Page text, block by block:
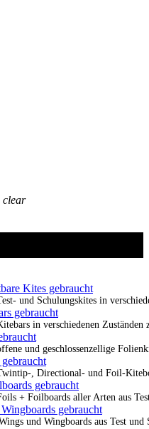
clear
Kites gebraucht
und Schulungskites in
gebraucht
in verschiedenen Zuständen
und geschlossenzellige
, Directional- und Foil-
gebraucht
+ Foilboards aller Arten aus
gebraucht
und Wingboards aus Test und